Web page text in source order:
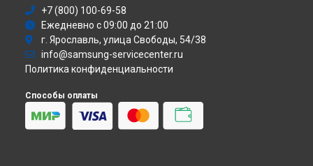
Атс
Смарт-часы
Варочная панель
Посудомоечная машина
Морозильная камера
Кондиционер
Духовой шкаф
Вытяжка
+7 (800) 100-69-58
Ежедневно с 09:00 до 21:00
г. Ярославль, улица Свободы, 54/38
info@samsung-servicecenter.ru
Политика конфиденциальности
Способы оплаты